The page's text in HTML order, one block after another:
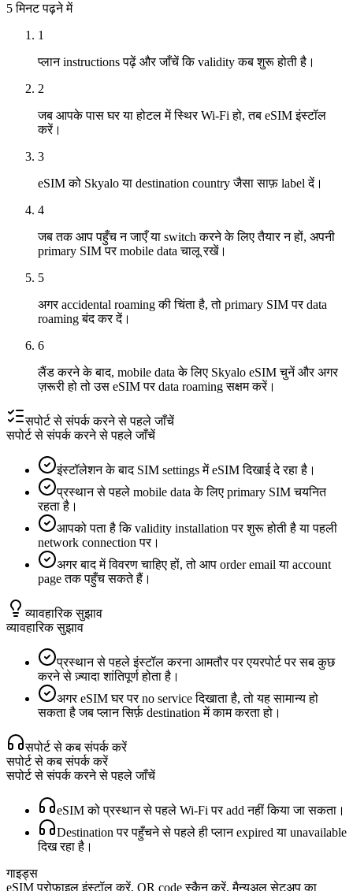
5 मिनट पढ़ने में
1
प्लान instructions पढ़ें और जाँचें कि validity कब शुरू होती है।
2
जब आपके पास घर या होटल में स्थिर Wi‑Fi हो, तब eSIM इंस्टॉल
करें।
3
eSIM को Skyalo या destination country जैसा साफ़ label दें।
4
जब तक आप पहुँच न जाएँ या switch करने के लिए तैयार न हों, अपनी
primary SIM पर mobile data चालू रखें।
5
अगर accidental roaming की चिंता है, तो primary SIM पर data
roaming बंद कर दें।
6
लैंड करने के बाद, mobile data के लिए Skyalo eSIM चुनें और अगर
ज़रूरी हो तो उस eSIM पर data roaming सक्षम करें।
सपोर्ट से संपर्क करने से पहले जाँचें
सपोर्ट से संपर्क करने से पहले जाँचें
इंस्टॉलेशन के बाद SIM settings में eSIM दिखाई दे रहा है।
प्रस्थान से पहले mobile data के लिए primary SIM चयनित
रहता है।
आपको पता है कि validity installation पर शुरू होती है या पहली
network connection पर।
अगर बाद में विवरण चाहिए हों, तो आप order email या account
page तक पहुँच सकते हैं।
व्यावहारिक सुझाव
व्यावहारिक सुझाव
प्रस्थान से पहले इंस्टॉल करना आमतौर पर एयरपोर्ट पर सब कुछ
करने से ज़्यादा शांतिपूर्ण होता है।
अगर eSIM घर पर no service दिखाता है, तो यह सामान्य हो
सकता है जब प्लान सिर्फ़ destination में काम करता हो।
सपोर्ट से कब संपर्क करें
सपोर्ट से कब संपर्क करें
सपोर्ट से संपर्क करने से पहले जाँचें
eSIM को प्रस्थान से पहले Wi‑Fi पर add नहीं किया जा सकता।
Destination पर पहुँचने से पहले ही प्लान expired या unavailable
दिख रहा है।
गाइड्स
eSIM प्रोफ़ाइल इंस्टॉल करें, QR code स्कैन करें, मैन्युअल सेटअप का